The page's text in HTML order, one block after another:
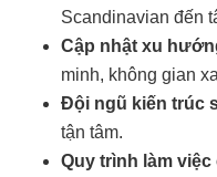
Scandinavian đến
Cập nhật xu
minh, không gian
Đội ngũ kiến trúc
tận tâm.
Quy trình làm